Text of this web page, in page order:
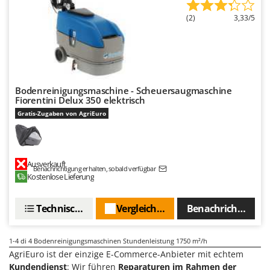
Mähroboter
Maisentkörnungsmaschinen
Manuelle Heckenscheren
Mehrzweck-Sauggeräte
Minibacköfen
Motorhacken - Gartenfräsen
Motorspritzen
Mulcher für Traktor
N
Notstromaggregat
Nudelmaschinen
Obstmühlen Obsthäcksler Obstmuser
Obstpressen
Olivenernter und Schüttler
Famag
Famur
FARMER
Ferroni
Ferrua
FIAC
Fimar
Fiorentini
Flymo
Fontana Forni
(2) 3,33/5
Bodenreinigungsmaschine - Scheuersaugmaschine
Fiorentini Delux 350 elektrisch
Gratis-Zugaben von AgriEuro
Ausverkauft
Benachrichtigung erhalten, sobald verfügbar
Kostenlose Lieferung
Benachrichtigen
Vergleichen Sie
Technische Daten
1-4 di 4 Bodenreinigungsmaschinen Stundenleistung 1750 m²/h
AgriEuro ist der einzige E-Commerce-Anbieter mit echtem
Kundendienst: Wir führen Reparaturen im Rahmen der